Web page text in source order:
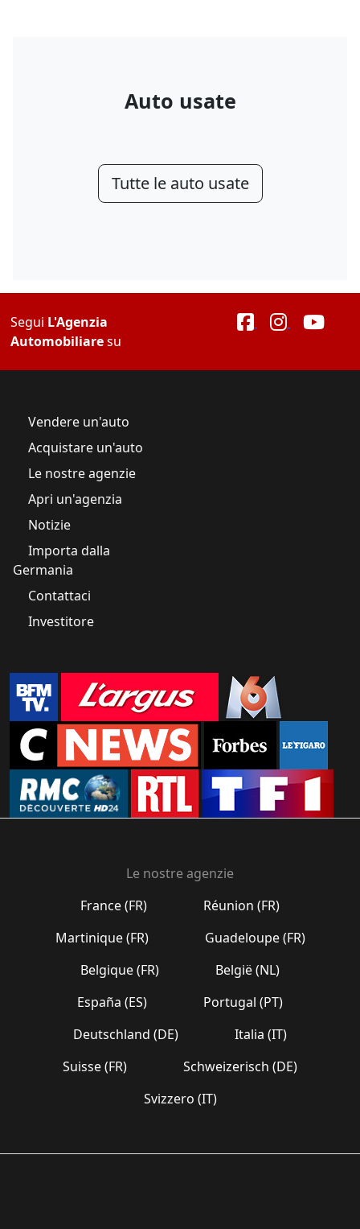
Auto usate
Tutte le auto usate
Segui L'Agenzia
Automobiliaresu
Vendere un'auto
Acquistare un'auto
Le nostre agenzie
Apri un'agenzia
Notizie
Importa dalla
Germania
Contattaci
Investitore
Le nostre agenzie
France (FR)
Réunion (FR)
Martinique (FR)
Guadeloupe (FR)
Belgique (FR)
België (NL)
España (ES)
Portugal (PT)
Deutschland (DE)
Italia (IT)
Suisse (FR)
Schweizerisch (DE)
Svizzero (IT)